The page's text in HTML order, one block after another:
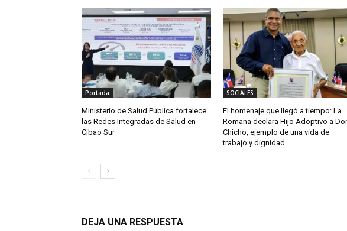
Portada
Ministerio de Salud Pública fortalece
las Redes Integradas de Salud en
Cibao Sur
SOCIALES
El homenaje que llegó a tiempo: La
Romana declara Hijo Adoptivo a
Chicho, ejemplo de una vida de
trabajo y dignidad
DEJA UNA RESPUESTA